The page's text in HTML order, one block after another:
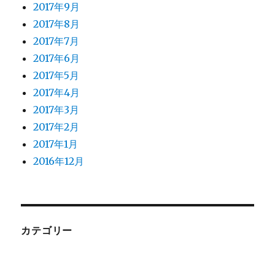
2017年9月
2017年8月
2017年7月
2017年6月
2017年5月
2017年4月
2017年3月
2017年2月
2017年1月
2016年12月
カテゴリー